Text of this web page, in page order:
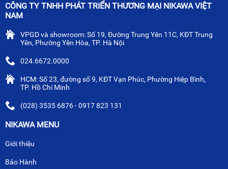
CÔNG TY TNHH PHÁT TRIỂN THƯƠNG MẠI NIKAWA VIỆT
NAM
VPGD và showroom: Số 19, Đường Trung Yên 11C, KĐT Trung
Yên, Phường Yên Hòa, TP. Hà Nội
024.6672.0000
HCM: Số 23, đường số 9, KĐT Vạn Phúc, Phường Hiệp Bình,
TP. Hồ Chí Minh
(028) 3535 6876 - 0917 823 131
NIKAWA MENU
Giới thiệu
Bảo Hành